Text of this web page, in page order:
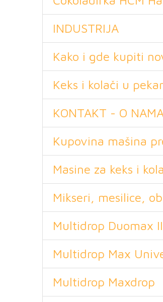
INDUSTRIJA
Kako i gde kupiti
Keks i kolači u
KONTAKT - O
Kupovina mašina
Masine za keks i
Mikseri, mesilice,
Multidrop Duomax
Multidrop Max
Multidrop Maxdrop